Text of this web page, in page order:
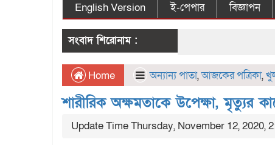
English Version
ই-পেপার বিজ্ঞাপন
সংবাদ শিরোনাম :
Home অন্যান্য পাতা,আজকের পত্রিকা,
শারীরিক অক্ষমতাকে উপেক্ষা, মৃত্যুর
Update Time Thursday, November 12, 2020,